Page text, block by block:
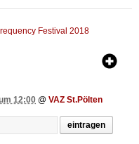
Festival 2018
12:00 @ VAZ St.Pölten
eintragen